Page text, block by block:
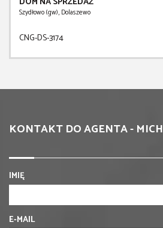
Szydłowo (gw), Dolaszewo
CNG-DS-3174
KONTAKT DO AGENTA -
IMIĘ
E-MAIL